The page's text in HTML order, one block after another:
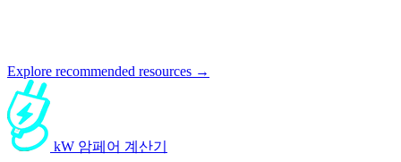
Explore recommended resources →
kW 암페어 계산기